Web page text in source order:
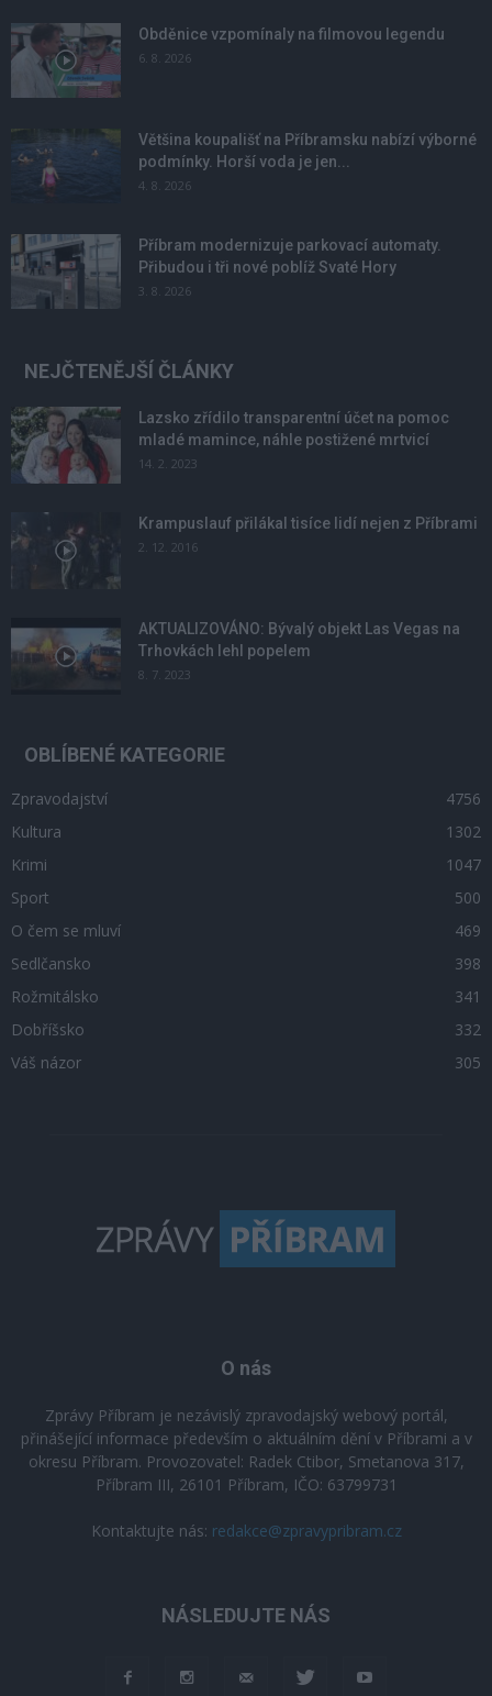
Obděnice vzpomínaly na filmovou legendu
6. 8. 2026
Většina koupališť na Příbramsku nabízí výborné
podmínky. Horší voda je jen...
4. 8. 2026
Příbram modernizuje parkovací automaty.
Přibudou i tři nové poblíž Svaté Hory
3. 8. 2026
NEJČTENĚJŠÍ ČLÁNKY
Lazsko zřídilo transparentní účet na pomoc
mladé mamince, náhle postižené mrtvicí
14. 2. 2023
Krampuslauf přilákal tisíce lidí nejen z Příbrami
2. 12. 2016
AKTUALIZOVÁNO: Bývalý objekt Las Vegas na
Trhovkách lehl popelem
8. 7. 2023
OBLÍBENÉ KATEGORIE
Zpravodajství
4756
Kultura
1302
Krimi
1047
Sport
500
O čem se mluví
469
Sedlčansko
398
Rožmitálsko
341
Dobříšsko
332
Váš názor
305
O nás
Zprávy Příbram je nezávislý zpravodajský webový portál,
přinášející informace především o aktuálním dění v Příbrami a v
okresu Příbram. Provozovatel: Radek Ctibor, Smetanova 317,
Příbram III, 26101 Příbram, IČO: 63799731
Kontaktujte nás: redakce@zpravypribram.cz
NÁSLEDUJTE NÁS